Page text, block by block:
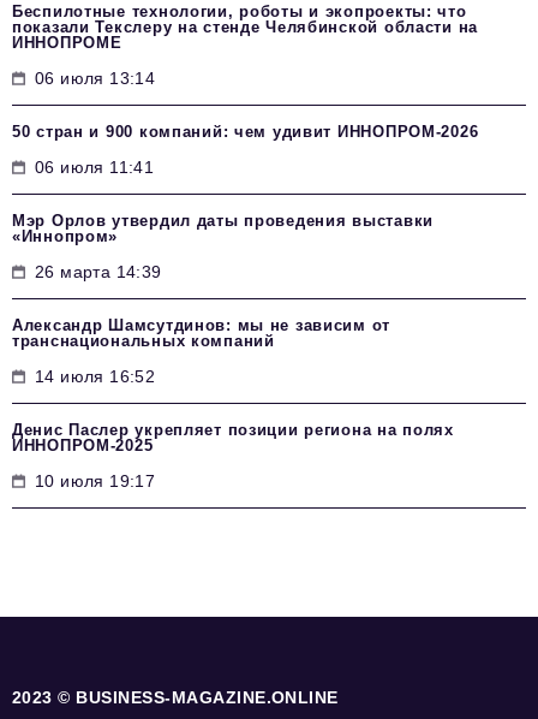
Беспилотные технологии, роботы и экопроекты: что
показали Текслеру на стенде Челябинской области на
ИННОПРОМЕ
06 июля 13:14
50 стран и 900 компаний: чем удивит ИННОПРОМ‑2026
06 июля 11:41
Мэр Орлов утвердил даты проведения выставки
«Иннопром»
26 марта 14:39
Александр Шамсутдинов: мы не зависим от
транснациональных компаний
14 июля 16:52
Денис Паслер укрепляет позиции региона на полях
ИННОПРОМ-2025
10 июля 19:17
2023 © BUSINESS-MAGAZINE.ONLINE